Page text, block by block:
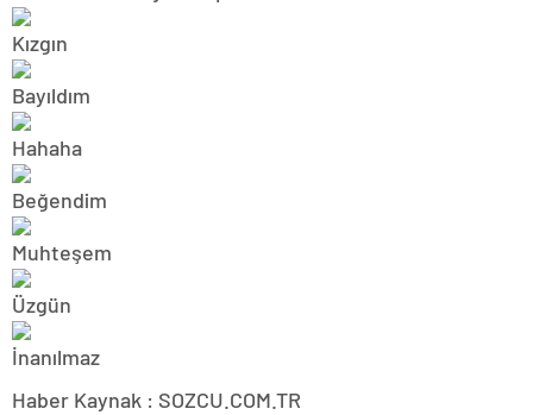
Haber Kaynak : SOZCU.COM.TR